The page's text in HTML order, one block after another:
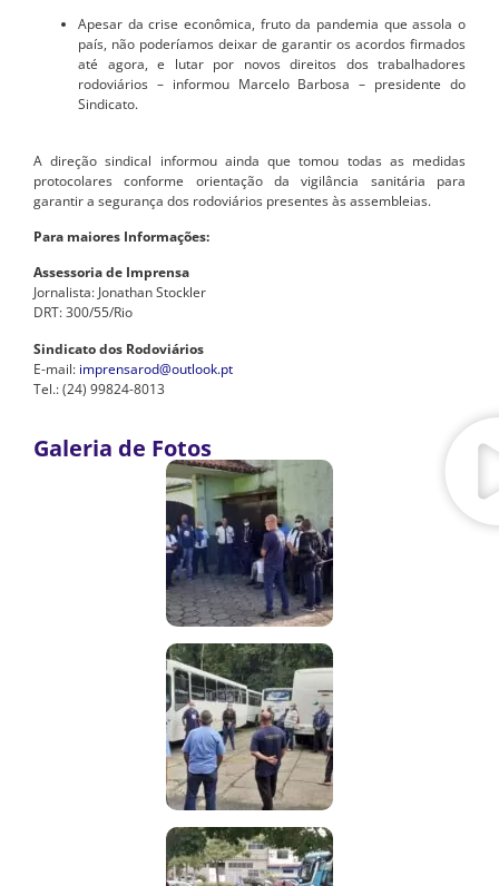
Apesar da crise econômica, fruto da pandemia que assola o
país, não poderíamos deixar de garantir os acordos firmados
até agora, e lutar por novos direitos dos trabalhadores
rodoviários – informou Marcelo Barbosa – presidente do
Sindicato.
A direção sindical informou ainda que tomou todas as medidas
protocolares conforme orientação da vigilância sanitária para
garantir a segurança dos rodoviários presentes às assembleias.
Para maiores Informações:
Assessoria de Imprensa
Jornalista: Jonathan Stockler
DRT: 300/55/Rio
Sindicato dos Rodoviários
E-mail: imprensarod@outlook.pt
Tel.: (24) 99824-8013
Galeria de Fotos